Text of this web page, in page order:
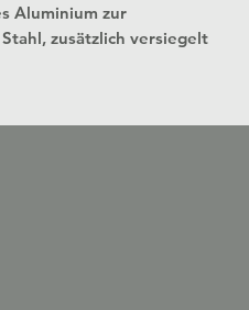
Aluminium zur
zusätzlich versiegelt